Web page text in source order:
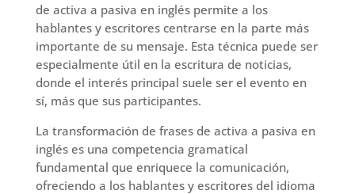
de activa a pasiva en inglés permite a los
hablantes y escritores centrarse en la parte más
importante de su mensaje. Esta técnica puede ser
especialmente útil en la escritura de noticias,
donde el interés principal suele ser el evento en
sí, más que sus participantes.
La transformación de frases de activa a pasiva en
inglés es una competencia gramatical
fundamental que enriquece la comunicación,
ofreciendo a los hablantes y escritores del idioma